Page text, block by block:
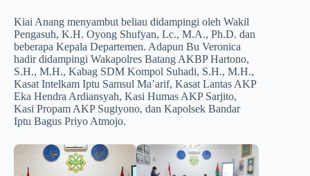
Kiai Anang menyambut beliau didampingi oleh Wakil
Pengasuh, K.H. Oyong Shufyan, Lc., M.A., Ph.D. dan
beberapa Kepala Departemen. Adapun Bu Veronica
hadir didampingi Wakapolres Batang AKBP Hartono,
S.H., M.H., Kabag SDM Kompol Suhadi, S.H., M.H.,
Kasat Intelkam Iptu Samsul Ma’arif, Kasat Lantas AKP
Eka Hendra Ardiansyah, Kasi Humas AKP Sarjito,
Kasi Propam AKP Sugiyono, dan Kapolsek Bandar
Iptu Bagus Priyo Atmojo.